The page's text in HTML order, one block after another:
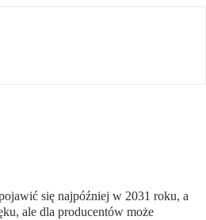
się najpóźniej w 2031 roku, a
ale dla producentów może